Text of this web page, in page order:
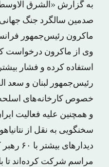
به گزارش «الشرق
صدمین سالگرد جنگ جهانی
ماکرون رئیس‌جمهور
وی از ماکرون درخواست
استفاده کرده و فشار
رئیس‌جمهور لبنان و سعد
خصوص کارخانه‌های اسلحه
و همچنین علیه فعالیت
سخنگویی به نقل از
مراسم شرکت کرده‌اند تا با